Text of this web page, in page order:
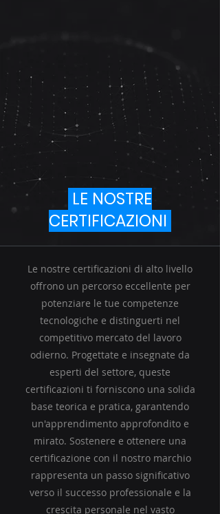
LE NOSTRE
CERTIFICAZIONI
Le nostre certificazioni di alto livello
offrono un percorso eccellente per
potenziare le tue competenze
tecnologiche e distinguerti nel
competitivo mercato del lavoro
odierno. Progettate e insegnate da
esperti del settore, queste
certificazioni ti forniscono una solida
base teorica e pratica, garantendo
un'apprendimento approfondito e
mirato. Sostenere e ottenere una
certificazione con il nostro marchio
rappresenta un passo significativo
verso il successo professionale e la
crescita personale nel vasto